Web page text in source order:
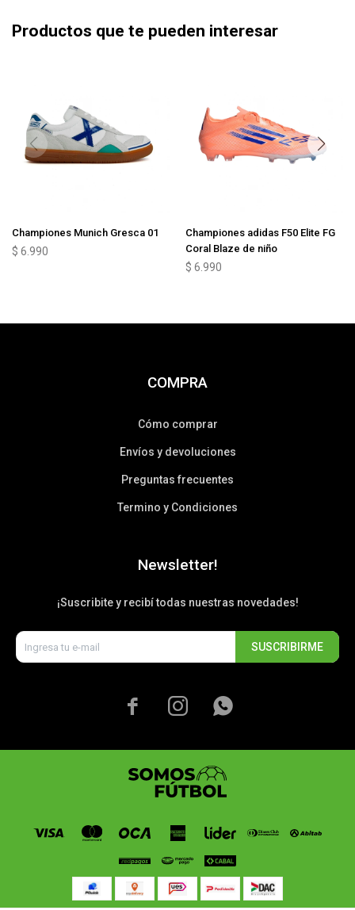
Productos que te pueden interesar
Championes Munich Gresca 01
$ 6.990
Championes adidas F50 Elite FG
Coral Blaze de niño
$ 6.990
COMPRA
Cómo comprar
Envíos y devoluciones
Preguntas frecuentes
Termino y Condiciones
Newsletter!
¡Suscribite y recibí todas nuestras novedades!
SUSCRIBIRME
  